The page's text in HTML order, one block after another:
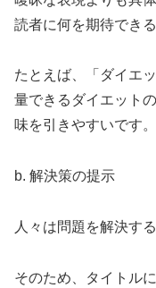
読者に何を期待でき
たとえば、「ダイエ
量できるダイエット
味を引きやすいです。
b. 解決策の提示
人々は問題を解決す
そのため、タイトル